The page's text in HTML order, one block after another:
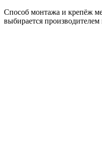
Способ монтажа и крепёж
выбирается